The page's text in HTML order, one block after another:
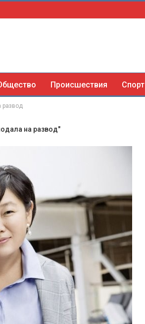
Происшествия Спорт
развод
на развод"